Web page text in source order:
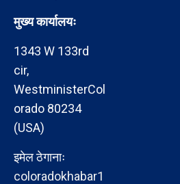
मुख्य कार्यालयः
1343 W 133rd
cir,
WestministerCol
orado 80234
(USA)
इमेल ठेगानाः
coloradokhabar1